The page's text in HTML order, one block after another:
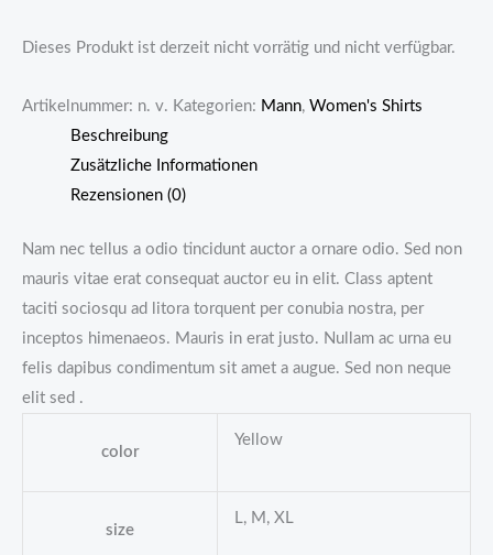
Dieses Produkt ist derzeit nicht vorrätig und nicht verfügbar.
Artikelnummer: n. v. Kategorien: Mann, Women's Shirts
Beschreibung
Zusätzliche Informationen
Rezensionen (0)
Nam nec tellus a odio tincidunt auctor a ornare odio. Sed non
mauris vitae erat consequat auctor eu in elit. Class aptent
taciti sociosqu ad litora torquent per conubia nostra, per
inceptos himenaeos. Mauris in erat justo. Nullam ac urna eu
felis dapibus condimentum sit amet a augue. Sed non neque
elit sed .
color
Yellow
size
L, M, XL